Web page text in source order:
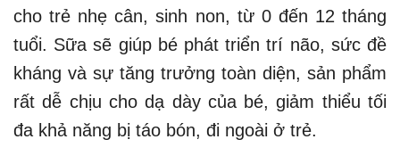
cho trẻ nhẹ cân, sinh non, từ 0 đến 12 tháng
tuổi. Sữa sẽ giúp bé phát triển trí não, sức đề
kháng và sự tăng trưởng toàn diện, sản phẩm
rất dễ chịu cho dạ dày của bé, giảm thiểu tối
đa khả năng bị táo bón, đi ngoài ở trẻ.